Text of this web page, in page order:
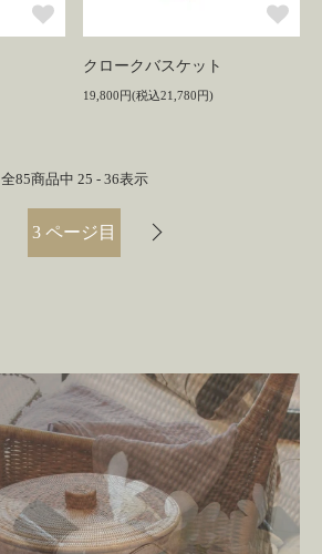
クロークバスケット
19,800円(税込21,780円)
全85商品中 25 - 36表示
3 ページ目